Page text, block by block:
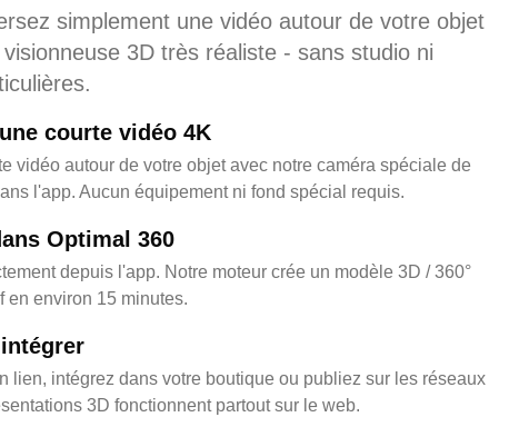
simplement une vidéo autour de votre objet
3D très réaliste - sans studio ni
courte vidéo 4K
vidéo autour de votre objet avec notre caméra spéciale de
l'app. Aucun équipement ni fond spécial requis.
Optimal 360
depuis l'app. Notre moteur crée un modèle 3D / 360°
en environ 15 minutes.
lien, intégrez dans votre boutique ou publiez sur les réseaux
3D fonctionnent partout sur le web.